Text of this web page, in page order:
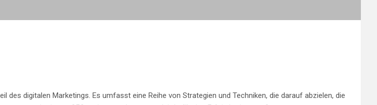
digitalen Marketings. Es umfasst eine Reihe von Strategien und Techniken, die darauf abzielen, die